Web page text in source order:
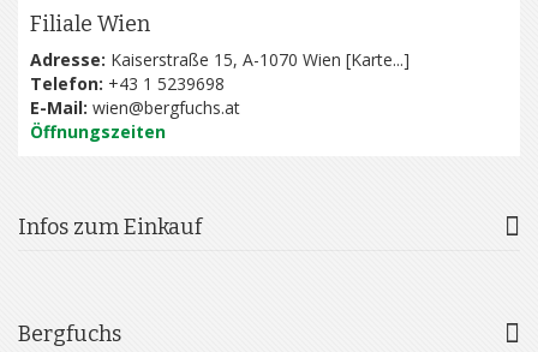
Filiale Wien
Adresse: Kaiserstraße 15, A-1070 Wien [Karte...]
Telefon: +43 1 5239698
E-Mail: wien@bergfuchs.at
Öffnungszeiten
Infos zum Einkauf
Bergfuchs